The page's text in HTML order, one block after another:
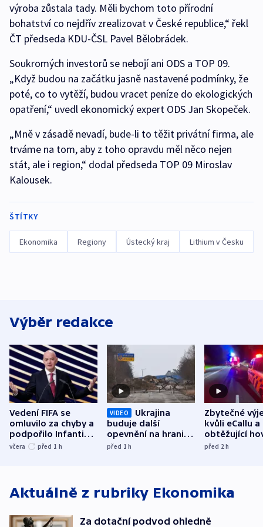
výroba zůstala tady. Měli bychom toto přírodní
bohatství co nejdřív zrealizovat v České republice,“ řekl
ČT předseda KDU-ČSL Pavel Bělobrádek.
Soukromých investorů se nebojí ani ODS a TOP 09.
„Když budou na začátku jasně nastavené podmínky, že
poté, co to vytěží, budou vracet peníze do ekologických
opatření,“ uvedl ekonomický expert ODS Jan Skopeček.
„Mně v zásadě nevadí, bude-li to těžit privátní firma, ale
trváme na tom, aby z toho opravdu měl něco nejen
stát, ale i region,“ dodal předseda TOP 09 Miroslav
Kalousek.
ŠTÍTKY
Ekonomika Regiony Ústecký kraj Lithium v Česku
Výběr redakce
Vedení FIFA se
omluvilo za chyby a
podpořilo Infantina.
UEFA trvá na
včera před 1 h
VIDEO
Ukrajina
buduje další
opevnění na hranici
s Běloruskem
před 1h
Zbytečné
kvůli eCallu a
obtěžující
zdržují
před 2h
Aktuálně z rubriky Ekonomika
Za dotační podvod ohledně